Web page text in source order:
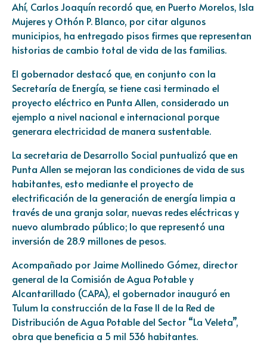
Ahí, Carlos Joaquín recordó que, en Puerto Morelos, Isla
Mujeres y Othón P. Blanco, por citar algunos
municipios, ha entregado pisos firmes que representan
historias de cambio total de vida de las familias.
El gobernador destacó que, en conjunto con la
Secretaría de Energía, se tiene casi terminado el
proyecto eléctrico en Punta Allen, considerado un
ejemplo a nivel nacional e internacional porque
generara electricidad de manera sustentable.
La secretaria de Desarrollo Social puntualizó que en
Punta Allen se mejoran las condiciones de vida de sus
habitantes, esto mediante el proyecto de
electrificación de la generación de energía limpia a
través de una granja solar, nuevas redes eléctricas y
nuevo alumbrado público; lo que representó una
inversión de 28.9 millones de pesos.
Acompañado por Jaime Mollinedo Gómez, director
general de la Comisión de Agua Potable y
Alcantarillado (CAPA), el gobernador inauguró en
Tulum la construcción de la Fase II de la Red de
Distribución de Agua Potable del Sector “La Veleta”,
obra que beneficia a 5 mil 536 habitantes.